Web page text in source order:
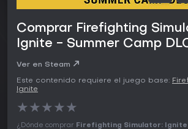
Comprar Firefighting
Ignite - Summer Camp
Ver en Steam
Este contenido requiere el juego base:
Ignite
★★★★★
¿Dónde comprar Firefighting Simulator: Ignite